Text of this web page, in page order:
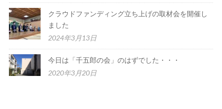
クラウドファンディング立ち上げの取材会を開催し
ました
2024年3月13日
今日は「千五郎の会」のはずでした・・・
2020年3月20日